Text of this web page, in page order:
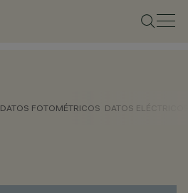
DATOS FOTOMÉTRICOS DATOS